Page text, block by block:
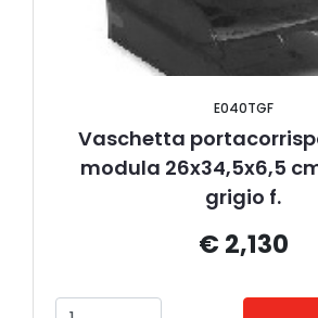
E040TGF
Vaschetta
modula 26x34,5x6,5
grigio f.
€ 2,130